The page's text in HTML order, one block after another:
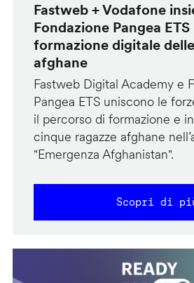
Fastweb + Vodafone
Fondazione Pangea ETS
formazione digitale
afghane
Fastweb Digital Academy e
Pangea ETS uniscono le
il percorso di formazione e
cinque ragazze afghane
"Emergenza Afghanistan".
Scopri di